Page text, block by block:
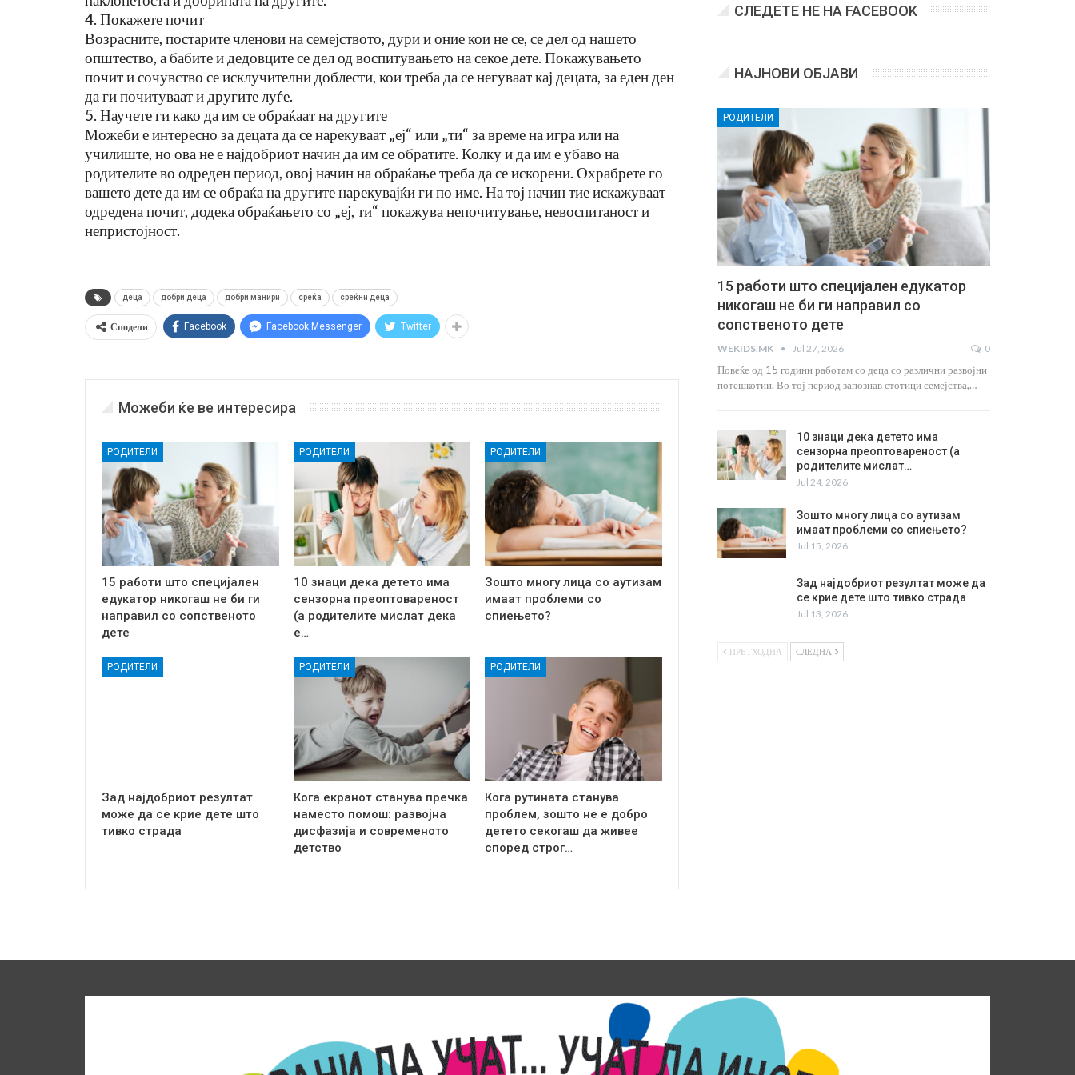
4. Покажете почит
Возрасните, постарите членови на семејството, дури и оние кои не се, се дел од нашето
општество, а бабите и дедовците се дел од воспитувањето на секое дете. Покажувањето
почит и сочувство се исклучителни доблести, кои треба да се негуваат кај децата, за еден ден
да ги почитуваат и другите луѓе.
5. Научете ги како да им се обраќаат на другите
Можеби е интересно за децата да се нарекуваат „еј“ или „ти“ за време на игра или на
училиште, но ова не е најдобриот начин да им се обратите. Колку и да им е убаво на
родителите во одреден период, овој начин на обраќање треба да се искорени. Охрабрете го
вашето дете да им се обраќа на другите нарекувајќи ги по име. На тој начин тие искажуваат
одредена почит, додека обраќањето со „еј, ти“ покажува непочитување, невоспитаност и
непристојност.
деца добри деца добри манири среќа среќни деца
Сподели Facebook Facebook Messenger Twitter
Можеби ќе ве интересира
РОДИТЕЛИ
15 работи што специјален
едукатор никогаш не би ги
направил со сопственото
дете
РОДИТЕЛИ
10 знаци дека детето има
сензорна преоптовареност
(а родителите мислат дека
е…
РОДИТЕЛИ
Зошто многу лица со аутизам
имаат проблеми со
спиењето?
РОДИТЕЛИ
Зад најдобриот резултат
може да се крие дете што
тивко страда
РОДИТЕЛИ
Кога екранот станува пречка
наместо помош: развојна
дисфазија и современото
детство
РОДИТЕЛИ
Кога рутината станува
проблем, зошто не е добро
детето секогаш да живее
според строг…
СЛЕДЕТЕ НЕ НА FACEBOOK
НАЈНОВИ ОБЈАВИ
РОДИТЕЛИ
15 работи што специјален едукатор
никогаш не би ги направил со
сопственото дете
WEKIDS.MK Jul 27, 2026 0
Повеќе од 15 години работам со деца со различни развојни
потешкотии. Во тој период запознав стотици семејства,…
10 знаци дека детето има
сензорна преоптовареност (а
родителите мислат…
Jul 24, 2026
Зошто многу лица со аутизам
имаат проблеми со спиењето?
Jul 15, 2026
Зад најдобриот резултат може да
се крие дете што тивко страда
Jul 13, 2026
ПРЕТХОДНА СЛЕДНА